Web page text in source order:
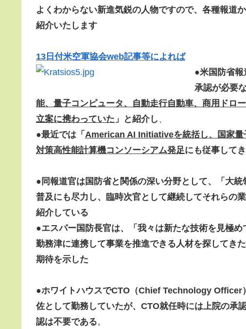
よくわからない新進気鋭の人物ですので、各種報
紹介いたします
13日付米空軍協会web記事等によれば
●米国防省
承認が必要
能、量子コンピュータ、自動走行自動車、商用ドロ
立案に携わっていた 」と紹介し 、
●最近では「 American AI Initiativeを統括し、国家量
対策高性能計算機コンソーシアム発足にも従事して
● 同報道官は 国防省と関係の深い分野として、「大統
普及にも尽力し、臨時次官として継続してそれらの
紹介している
●エスパー国防長官は、「我々は新たな技術を見極
勤務津に連携して事業を推進できる人材を探してき
期待を示した
●ホワイトハウスでCTO（Chief Technology Officer
佐として勤務していたが、CTO就任時には上院の承
認は不要である。